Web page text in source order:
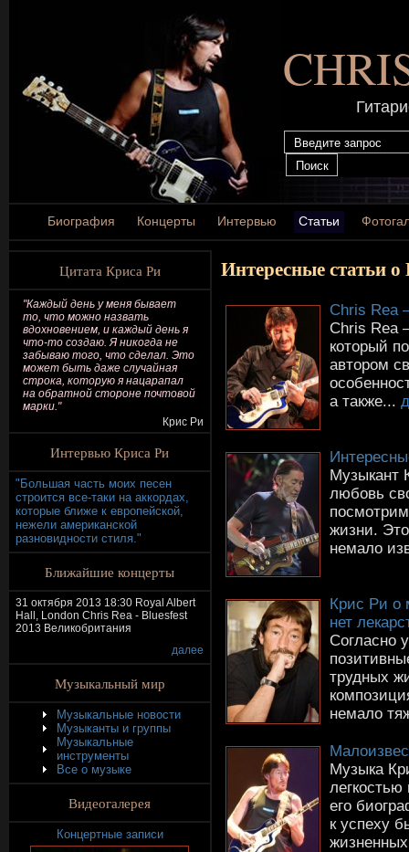
Биография Концерты Интервью Статьи
Цитата Криса Ри
"Каждый день у меня бывает
то, что можно назвать
вдохновением, и каждый день я
что-то создаю. Я никогда не
забываю того, что сделал. Это
может быть даже случайная
строка, которую я нацарапал
на обратной стороне почтовой
марки."
Крис Ри
Интервью Криса Ри
"Большая часть моих песен
строится все-таки на аккордах,
которые ближе к европейской,
нежели американской
разновидности стиля."
Ближайшие концерты
31 октября 2013 18:30 Royal Albert
Hall, London Chris Rea - Bluesfest
2013 Великобритания
далее
Музыкальный мир
Музыкальные новости
Музыканты и группы
Музыкальные
инструменты
Все о музыке
Видеогалерея
Концертные записи
Интересные статьи
Chris Rea
Chris Rea
который
автором
а также...
Музыкант
любовь
жизни.
немало
Крис Ри о
нет
Согласно
трудных
немало
Музыка
его
к успеху